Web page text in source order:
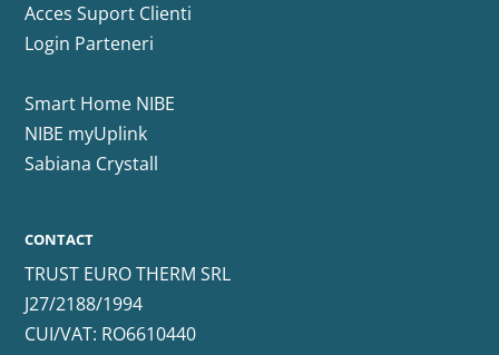
Acces Suport Clienti
Login Parteneri
Smart Home NIBE
NIBE myUplink
Sabiana Crystall
CONTACT
TRUST EURO THERM SRL
J27/2188/1994
CUI/VAT: RO6610440